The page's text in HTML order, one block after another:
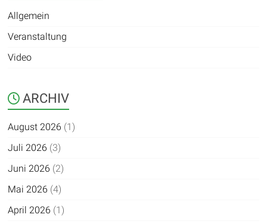
Allgemein
Veranstaltung
Video
ARCHIV
August 2026 (1)
Juli 2026 (3)
Juni 2026 (2)
Mai 2026 (4)
April 2026 (1)